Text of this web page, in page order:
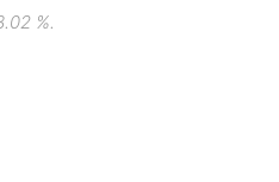
%.